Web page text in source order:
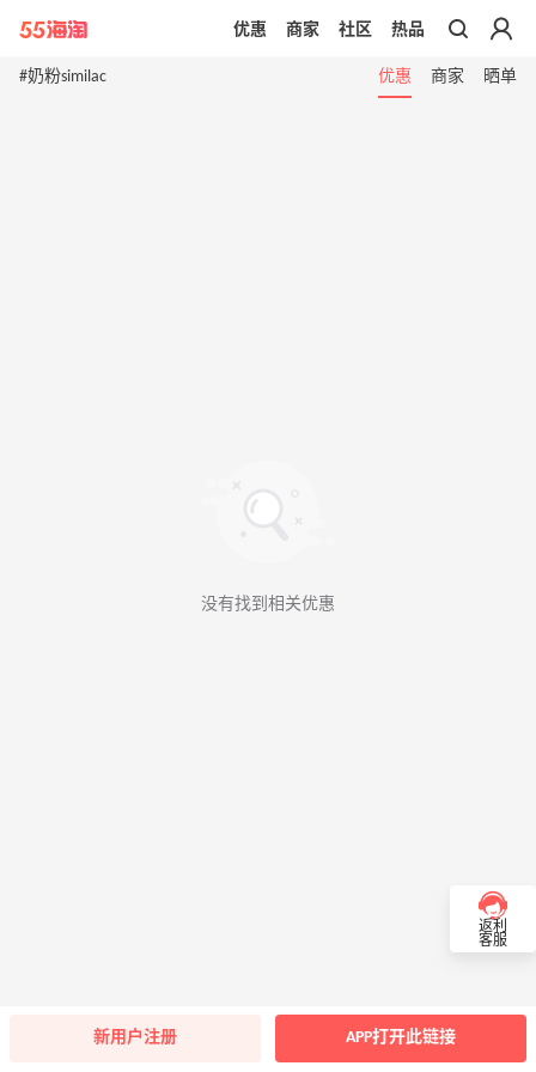
带你去官网买正品
优惠 商家 社区 热品
#奶粉similac 优惠 商家 晒单
没有找到相关优惠
返利
客服
新用户注册 APP打开此链接